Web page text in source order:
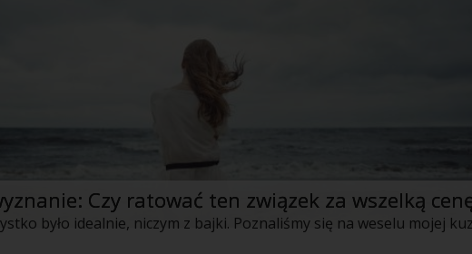
Czy ratować ten związek za wszelką